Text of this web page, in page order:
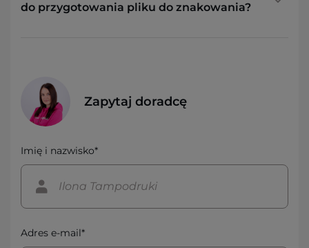
do przygotowania pliku do znakowania?
Zapytaj doradcę
Imię i nazwisko*
Adres e-mail*